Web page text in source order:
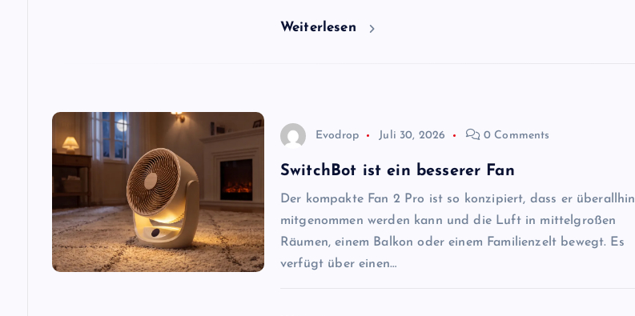
Weiterlesen
Evodrop Juli 30, 2026 0 Comments
SwitchBot ist ein besserer Fan
Der kompakte Fan 2 Pro ist so konzipiert, dass er überallhin
mitgenommen werden kann und die Luft in mittelgroßen
Räumen, einem Balkon oder einem Familienzelt bewegt. Es
verfügt über einen…